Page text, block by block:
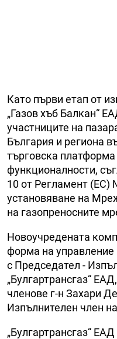
Като първи етап от
„Газов хъб Балкан“
участниците на
България и региона
търговска
функционалности,
10 от Регламент (ЕС)
установяване на
на газопреносните
Новоучредената
форма на управление
с Председател -
„Булгартрансгаз“
членове г-н Захари
Изпълнителен член
„Булгартрансгаз“